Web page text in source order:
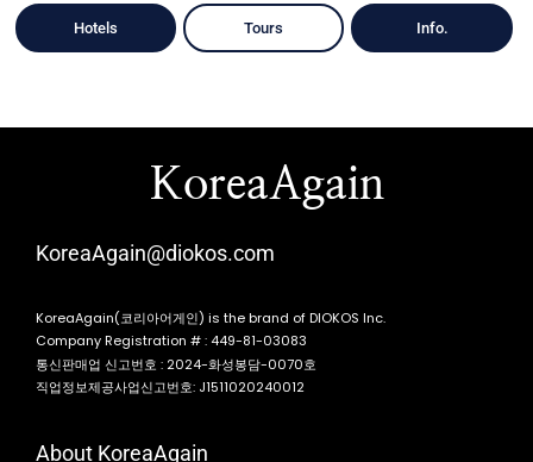
Hotels Tours Info.
KoreaAgain
KoreaAgain@diokos.com
KoreaAgain(코리아어게인) is the brand of DIOKOS Inc.
Company Registration # : 449-81-03083
통신판매업 신고번호 : 2024-화성봉담-0070호
직업정보제공사업신고번호: J1511020240012
About KoreaAgain